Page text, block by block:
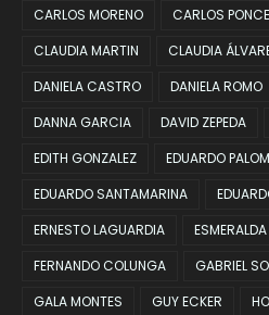
CARLOS MORENO
CARLOS PONCE
CLAUDIA MARTIN
CLAUDIA
DANIELA CASTRO
DANIELA ROMO
DANNA GARCIA
DAVID ZEPEDA
EDITH GONZALEZ
EDUARDO
EDUARDO SANTAMARINA
ERNESTO LAGUARDIA
ESMERALDA
FERNANDO COLUNGA
GABRIEL
GALA MONTES
GUY ECKER